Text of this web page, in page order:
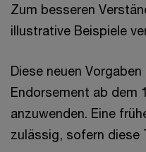
Zum besseren
illustrative Beispiele
Diese neuen
Endorsement ab dem
anzuwenden. Eine
zulässig, sofern